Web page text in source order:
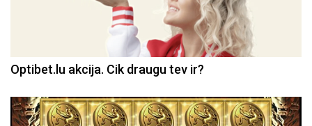
Optibet.lu akcija. Cik draugu tev ir?